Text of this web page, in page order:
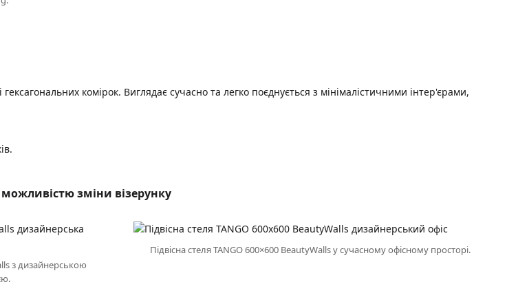
комірок. Виглядає сучасно та легко поєднується з мінімалістичними інтер'єрами,
зміни візерунку
з дизайнерською
Підвісна стеля TANGO 600×600 BeautyWalls у сучасному офісному просторі.